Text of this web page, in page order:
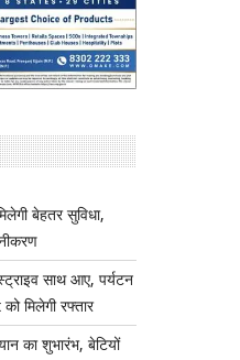
बेहतर सुविधा,
साथ आए, पर्यटन
मिलेगी रफ्तार
का शुभारंभ, बेटियों